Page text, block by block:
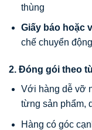
thùng
Giấy báo hoặc
chế chuyển
2. Đóng gói theo
Với hàng dễ vỡ
từng sản phẩm,
Hàng có góc